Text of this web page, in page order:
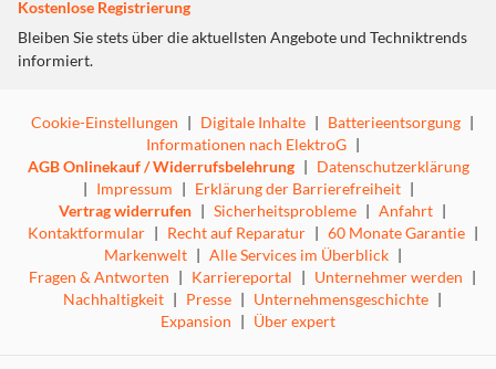
Kostenlose Registrierung
Bleiben Sie stets über die aktuellsten Angebote und Techniktrends
informiert.
Cookie-Einstellungen | Digitale Inhalte | Batterieentsorgung |
Informationen nach ElektroG |
AGB Onlinekauf / Widerrufsbelehrung | Datenschutzerklärung
| Impressum | Erklärung der Barrierefreiheit |
Vertrag widerrufen | Sicherheitsprobleme | Anfahrt |
Kontaktformular | Recht auf Reparatur | 60 Monate Garantie |
Markenwelt | Alle Services im Überblick |
Fragen & Antworten | Karriereportal | Unternehmer werden |
Nachhaltigkeit | Presse | Unternehmensgeschichte |
Expansion | Über expert